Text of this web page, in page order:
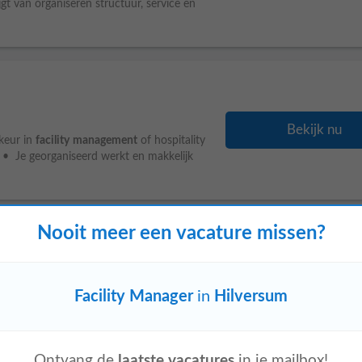
van organiseren structuur, service en
in facility management of hospitality
Je georganiseerd werkt en makkelijk
Bekijk nu
richting; • Relevante
• Ervaring met projectcoördinatie
Nooit meer een vacature missen?
Facility Managerin Hilversum